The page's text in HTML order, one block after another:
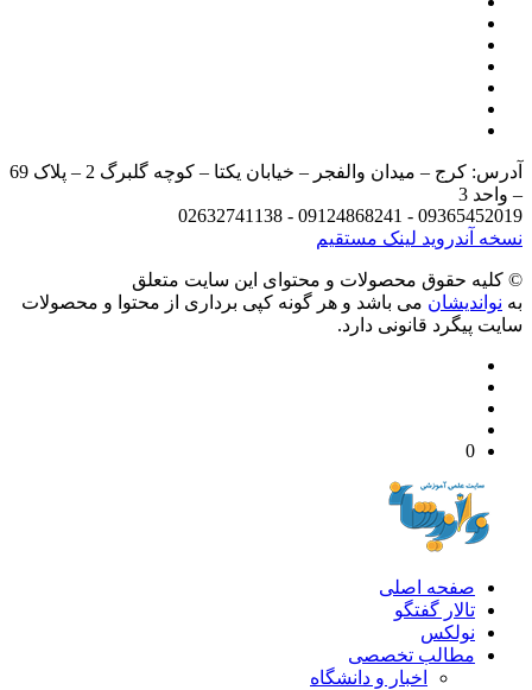
آدرس: کرج – میدان والفجر – خیابان یکتا – کوچه گلبرگ 2 – پلاک 69
3
09365452019 - 09124868241 -
آندرویدلینک مستقیم
حقوق محصولات و محتوای اين سایت متعلق
می باشد و هر گونه کپی برداری از محتوا و محصولات
پیگرد قانونی دارد.
صفحه اصلی
تالار گفتگو
نولکس
مطالب تخصصی
اخبار و دانشگاه